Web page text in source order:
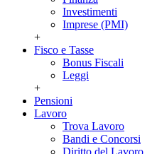
Investimenti
Imprese (PMI)
+
Fisco e Tasse
Bonus Fiscali
Leggi
+
Pensioni
Lavoro
Trova Lavoro
Bandi e Concorsi
Diritto del Lavoro